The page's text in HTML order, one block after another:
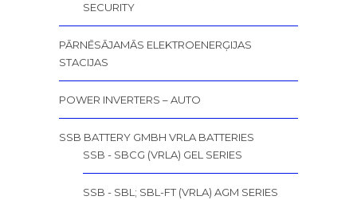
SECURITY
PĀRNĒSĀJAMĀS ELEKTROENERĢIJAS
STACIJAS
POWER INVERTERS – AUTO
SSB BATTERY GMBH VRLA BATTERIES
SSB - SBCG (VRLA) GEL SERIES
SSB - SBL; SBL-FT (VRLA) AGM SERIES